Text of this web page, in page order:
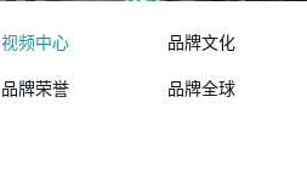
视频中心 品牌文化
品牌荣誉 品牌全球